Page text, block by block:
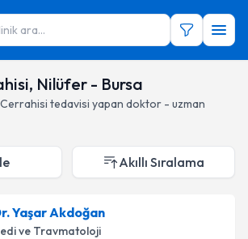
ara...
Nilüfer - Bursa
tedavisi yapan doktor - uzman
Akıllı Sıralama
Yaşar Akdoğan
ve Travmatoloji